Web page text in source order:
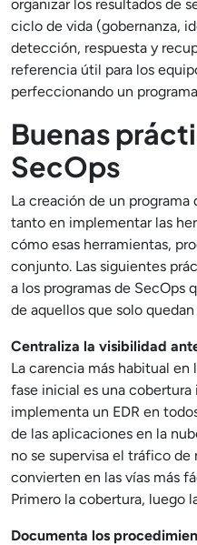
organizar los resultados de
ciclo de vida (gobernanza,
detección, respuesta y
referencia útil para los
perfeccionando un
Buenas
SecOps
La creación de un
tanto en implementar las
cómo esas herramientas,
conjunto. Las siguientes
a los programas de SecOps
de aquellos que solo
Centraliza la visibilidad
La carencia más habitual en
fase inicial es una
implementa un EDR en
de las aplicaciones en la
no se supervisa el tráfico de
convierten en las vías más
Primero la cobertura, luego
Documenta los